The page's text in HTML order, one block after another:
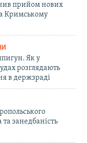
прийом нових
Кримському
Як у
розглядають
в держзраді
занедбаність